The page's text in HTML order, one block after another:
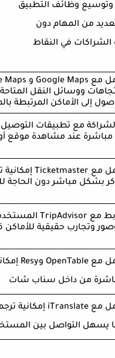
وظائف التطبيق
من المهام دون
في النقاط
مع Google Mapsو Maps
ووسائل النقل
إلى الأماكن المرتبطة
مع تطبيقات
مباشرة عند مشاهدة موقع
مع Ticketmaster
بشكل مباشر دون الحاجة
مع TripAdvisor
وتجارب حقيقية للأماكن
مع OpenTableوResy
من داخل سناب شات
مع iTranslate إمكانية
يسهل التواصل بين